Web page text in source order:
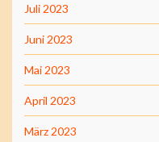
Juli 2023
Juni 2023
Mai 2023
April 2023
März 2023